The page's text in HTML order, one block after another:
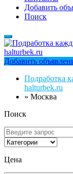
Добавить
Поиск
Добавить
Подработка
halturbek.ru
» Москва
Поиск
Цена